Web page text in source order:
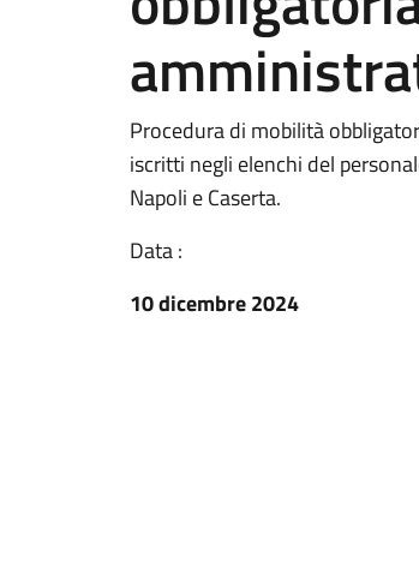
Procedura di mobilità
iscritti negli elenchi del
Napoli e Caserta.
Data :
10 dicembre 2024